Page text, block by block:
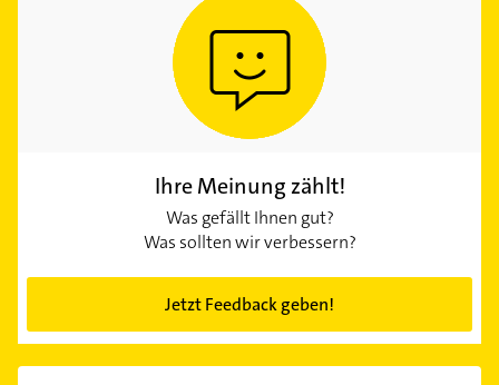
Ihre Meinung zählt!
Was gefällt Ihnen gut?
Was sollten wir verbessern?
Jetzt Feedback geben!